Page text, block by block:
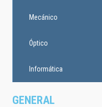
GENERAL
Mecánico
Óptico
Informática